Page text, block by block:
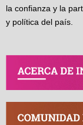
la confianza y la
y política del país.